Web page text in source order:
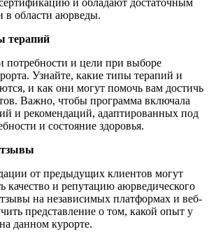
и обладают достаточным
в области аюрведы.
терапий
потребности и цели при выборе
Узнайте, какие типы терапий и
и как они могут помочь вам достичь
Важно, чтобы программа включала
и рекомендаций, адаптированных под
и состояние здоровья.
от предыдущих клиентов могут
качество и репутацию аюрведического
на независимых платформах и веб-
представление о том, какой опыт у
данном курорте.